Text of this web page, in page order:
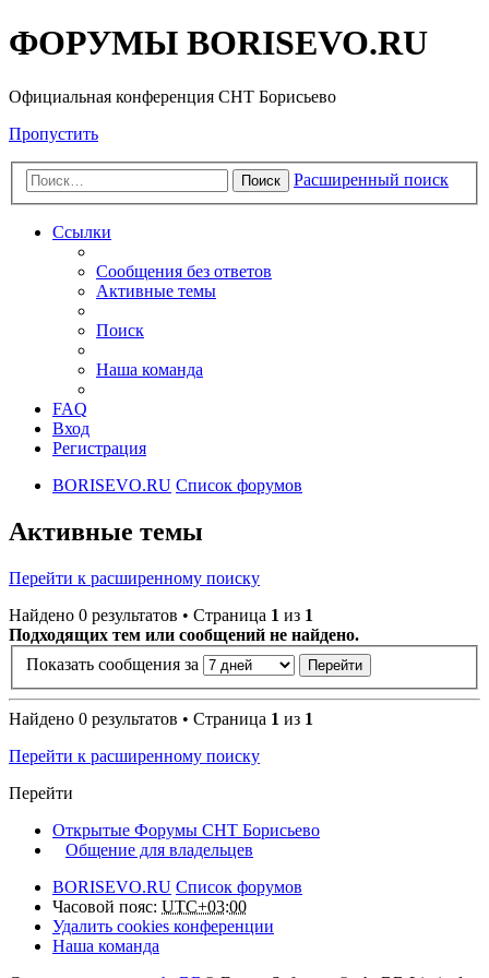
ФОРУМЫ BORISEVO.RU
Официальная конференция СНТ Борисьево
Пропустить
Поиск Расширенный поиск
Ссылки
Сообщения без ответов
Активные темы
Поиск
Наша команда
FAQ
Вход
Регистрация
BORISEVO.RU Список форумов
Активные темы
Перейти к расширенному поиску
Найдено 0 результатов • Страница 1 из 1
Подходящих тем или сообщений не найдено.
Показать сообщения за
Найдено 0 результатов • Страница 1 из 1
Перейти к расширенному поиску
Перейти
Открытые Форумы СНТ Борисьево
Общение для владельцев
BORISEVO.RU Список форумов
Часовой пояс: UTC+03:00
Удалить cookies конференции
Наша команда